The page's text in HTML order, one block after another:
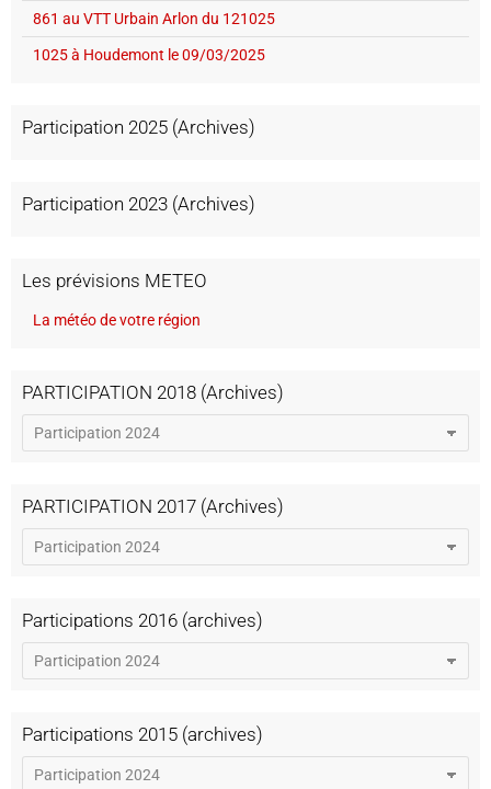
861 au VTT Urbain Arlon du 121025
1025 à Houdemont le 09/03/2025
Participation 2025 (Archives)
Participation 2023 (Archives)
Les prévisions METEO
La météo de votre région
PARTICIPATION 2018 (Archives)
PARTICIPATION 2017 (Archives)
Participations 2016 (archives)
Participations 2015 (archives)